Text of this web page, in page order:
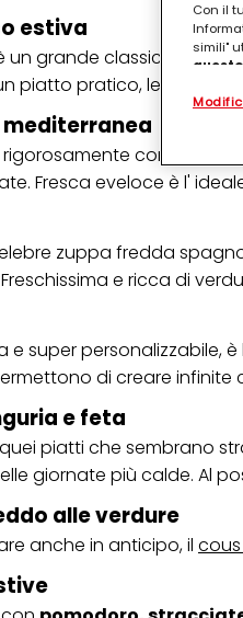
estiva
un grande classico che
piatto pratico, leggero e
rigorosamente corta,
Fresca eveloce è l'
zuppa fredda
e ricca di
e super personalizzabile, è
di creare infinite
e feta
piatti che sembrano
giornate più calde. Al
alle verdure
anche in anticipo, il
Con il
simili"
terzi,
Se fai
per